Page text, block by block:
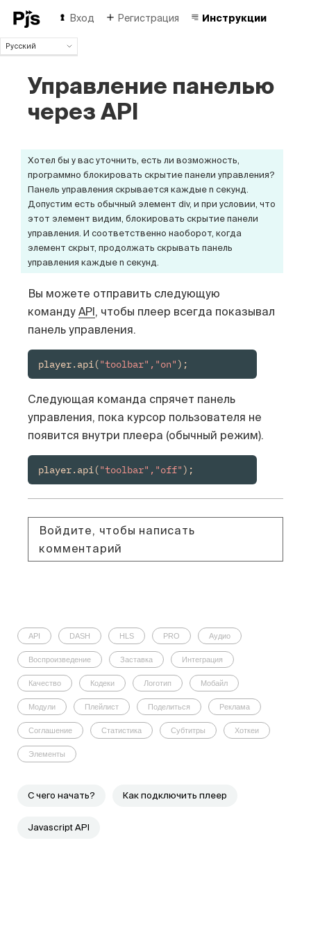
Вход Регистрация Инструкции
Русский
English
Español
Português (Brasil)
Italiano
Polski
Čeština
Управление панелью
через API
Хотел бы у вас уточнить, есть ли возможность,
программно блокировать скрытие панели управления?
Панель управления скрывается каждые n секунд.
Допустим есть обычный элемент div, и при условии, что
этот элемент видим, блокировать скрытие панели
управления. И соответственно наоборот, когда
элемент скрыт, продолжать скрывать панель
управления каждые n секунд.
Вы можете отправить следующую
командуAPI, чтобы плеер всегда показывал
панель управления.
player.api("toolbar","on");
Следующая команда спрячет панель
управления, пока курсор пользователя не
появится внутри плеера (обычный режим).
player.api("toolbar","off");
Войдите, чтобы написать
комментарий
API DASH HLS PRO Аудио
Воспроизведение Заставка Интеграция
Качество Кодеки Логотип Мобайл
Модули Плейлист Поделиться Реклама
Соглашение Статистика Субтитры Хоткеи
Элементы
C чего начать? Как подключить плеер
Javascript API